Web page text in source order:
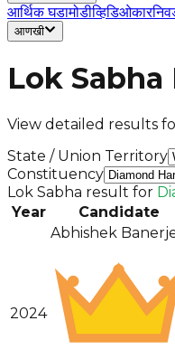
आर्थिक घडामोडीव्हिडिओकार
आणखी
Lok
View detailed results
State / Union Territory
Constituency
Lok Sabha result for
Year
Candidate
2024
Abhishek